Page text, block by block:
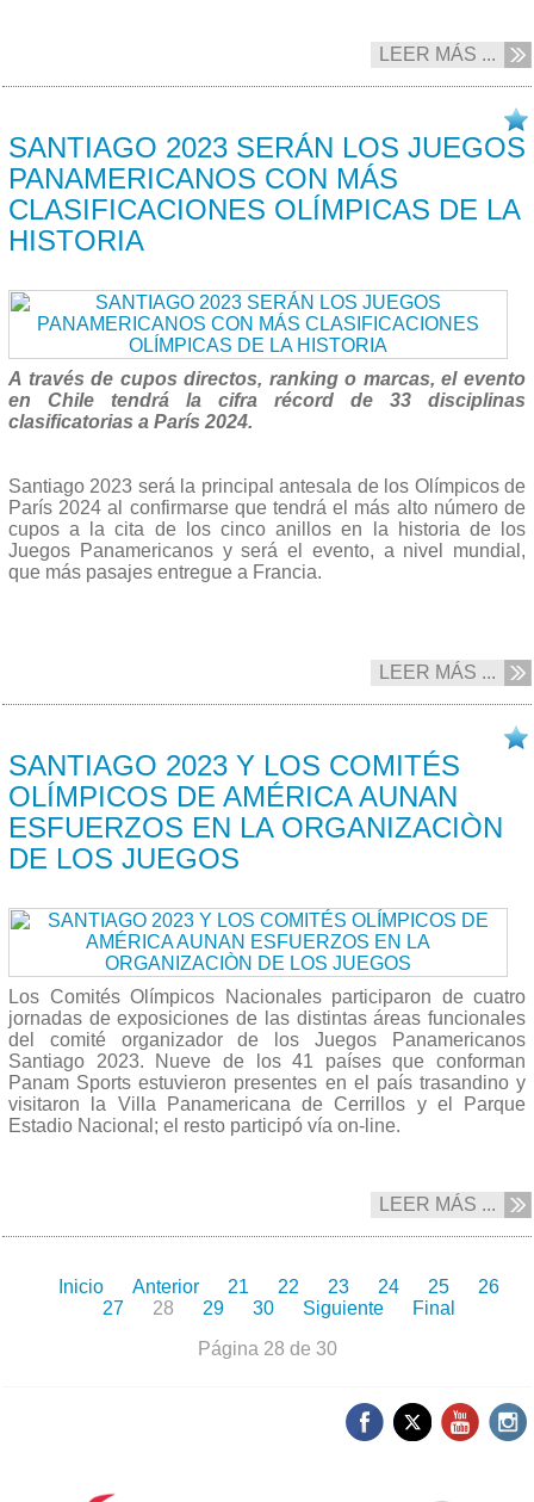
LEER MÁS ...
SANTIAGO 2023 SERÁN LOS JUEGOS
PANAMERICANOS CON MÁS
CLASIFICACIONES OLÍMPICAS DE LA
HISTORIA
A través de cupos directos, ranking o marcas, el evento
en Chile tendrá la cifra récord de 33 disciplinas
clasificatorias a París 2024.
Santiago 2023 será la principal antesala de los Olímpicos de
París 2024 al confirmarse que tendrá el más alto número de
cupos a la cita de los cinco anillos en la historia de los
Juegos Panamericanos y será el evento, a nivel mundial,
que más pasajes entregue a Francia.
LEER MÁS ...
SANTIAGO 2023 Y LOS COMITÉS
OLÍMPICOS DE AMÉRICA AUNAN
ESFUERZOS EN LA ORGANIZACIÒN
DE LOS JUEGOS
Los Comités Olímpicos Nacionales participaron de cuatro
jornadas de exposiciones de las distintas áreas funcionales
del comité organizador de los Juegos Panamericanos
Santiago 2023. Nueve de los 41 países que conforman
Panam Sports estuvieron presentes en el país trasandino y
visitaron la Villa Panamericana de Cerrillos y el Parque
Estadio Nacional; el resto participó vía on-line.
LEER MÁS ...
Inicio Anterior 21 22 23 24 25
26
27
28 29 30 Siguiente
Final
Página 28 de 30